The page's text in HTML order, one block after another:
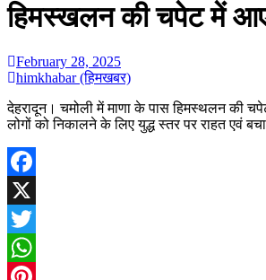
हिमस्खलन की चपेट में आए
February 28, 2025
himkhabar (हिमखबर)
देहरादून। चमोली में माणा के पास हिमस्थलन की
लोगों को निकालने के लिए युद्ध स्तर पर राहत एवं
Facebook
X
Twitter
WhatsApp